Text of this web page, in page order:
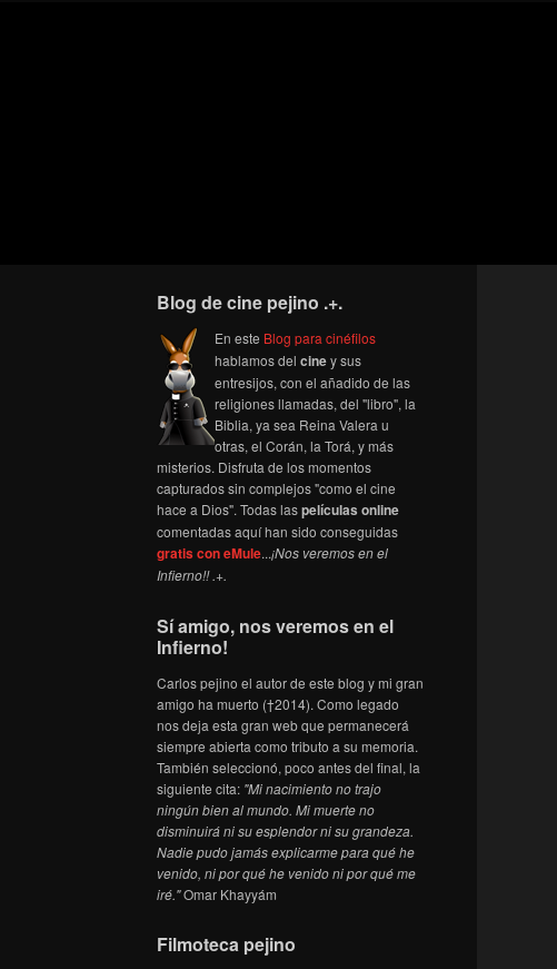
Blog de cine pejino .+.
En este Blog para cinéfilos
hablamos del ciney sus
entresijos, con el añadido de las
religiones llamadas, del "libro", la
Biblia, ya sea Reina Valera u
otras, el Corán, la Torá, y más
misterios. Disfruta de los momentos
capturados sin complejos "como el cine
hace a Dios". Todas laspelículas online
comentadas aquí han sido conseguidas
gratis con eMule...¡Nos veremos en el
Infierno!! .+.
Sí amigo, nos veremos en el
Infierno!
Carlos pejino el autor de este blog y mi gran
amigo ha muerto (†2014). Como legado
nos deja esta gran web que permanecerá
siempre abierta como tributo a su memoria.
También seleccionó, poco antes del final, la
siguiente cita: "Mi nacimiento no trajo
ningún bien al mundo. Mi muerte no
disminuirá ni su esplendor ni su grandeza.
Nadie pudo jamás explicarme para qué he
venido, ni por qué he venido ni por qué me
iré."Omar Khayyám
Filmoteca pejino